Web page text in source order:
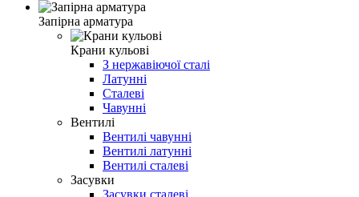
Запірна арматура
Крани кульові
З нержавіючої сталі
Латунні
Сталеві
Чавунні
Вентилі
Вентилі чавунні
Вентилі латунні
Вентилі сталеві
Засувки
Засувки сталеві